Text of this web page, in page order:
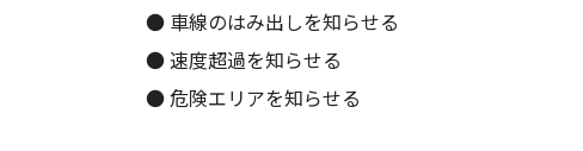
● 車線のはみ出しを知らせる
● 速度超過を知らせる
● 危険エリアを知らせる